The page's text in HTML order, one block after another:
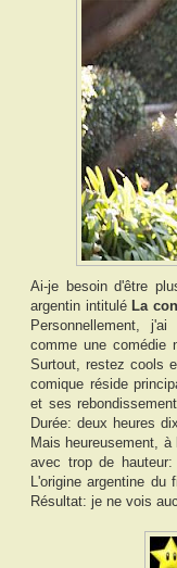
Ai-je besoin d'être
argentin intitulé La
Personnellement,
comme une comédie
Surtout, restez cools
comique réside
et ses
Durée: deux heures
Mais heureusement,
avec trop de
L'origine argentine
Résultat: je ne vois